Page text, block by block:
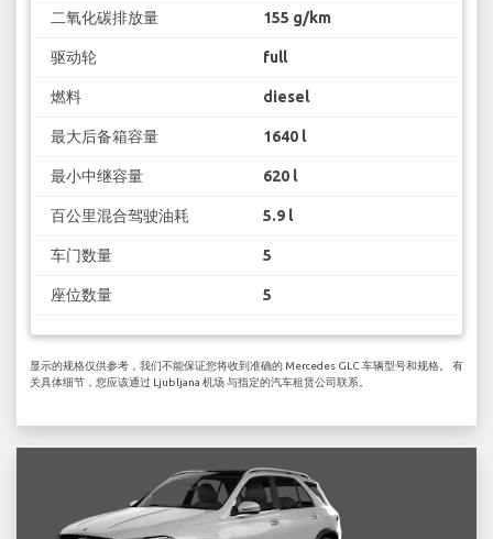
二氧化碳排放量 155 g/km
驱动轮 full
燃料 diesel
最大后备箱容量 1640 l
最小中继容量 620 l
百公里混合驾驶油耗 5.9 l
车门数量 5
座位数量 5
显示的规格仅供参考，我们不能保证您将收到准确的 Mercedes GLC 车辆型号和规格。 有
关具体细节，您应该通过 Ljubljana 机场 与指定的汽车租赁公司联系。